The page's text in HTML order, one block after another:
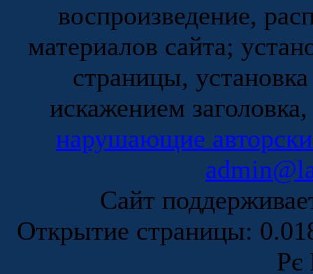
воспроизведение,
материалов сайта;
страницы,
искажением
нарушающие
Сайт
Открытие страницы:
Рє